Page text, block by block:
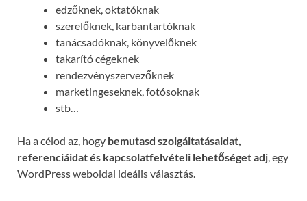
edzőknek, oktatóknak
szerelőknek, karbantartóknak
tanácsadóknak, könyvelőknek
takarító cégeknek
rendezvényszervezőknek
marketingeseknek, fotósoknak
stb…
Ha a célod az, hogy bemutasd szolgáltatásaidat,
referenciáidat és kapcsolatfelvételi lehetőséget adj , egy
WordPress weboldal ideális választás.